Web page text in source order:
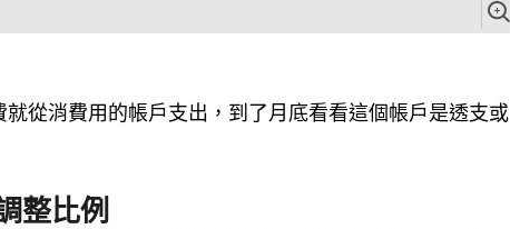
從消費用的帳戶支出，到了月底看看這個帳戶是透支或
整比例